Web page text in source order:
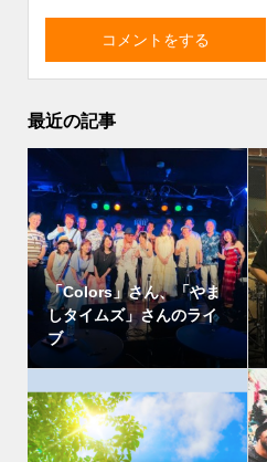
最近の記事
「Colors」さん、「やま
しタイムズ」さんのライ
ブ